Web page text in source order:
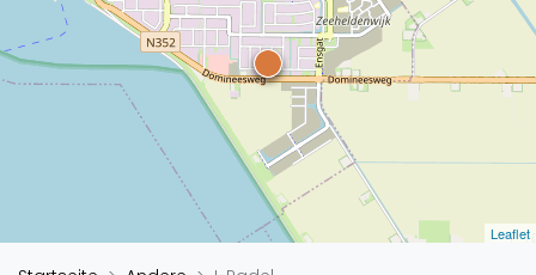
Verschiedenes
Veranstaltungen
Leaflet